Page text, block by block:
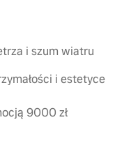
i szum wiatru
i estetyce
9000 zł